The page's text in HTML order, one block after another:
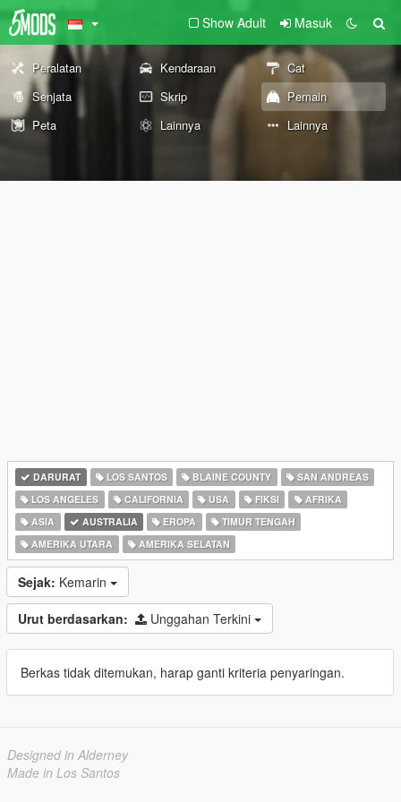
Show Adult Masuk
Peralatan Kendaraan
Cat
Senjata
Skrip
Pemain
Peta
Lainnya Lainnya
DARURAT LOS SANTOS BLAINE COUNTY
SAN ANDREAS
LOS ANGELES
CALIFORNIA USA FIKSI
AFRIKA
ASIA
AUSTRALIA EROPA
TIMUR TENGAH
AMERIKA UTARA
AMERIKA SELATAN
Sejak: Kemarin
Urut berdasarkan: Unggahan Terkini
Berkas tidak ditemukan, harap ganti kriteria penyaringan.
Designed in Alderney
Made in Los Santos